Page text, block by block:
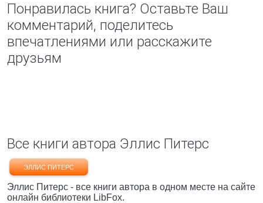
Понравилась книга? Оставьте Ваш
комментарий, поделитесь
впечатлениями или расскажите
друзьям
Все книги автора Эллис Питерс
ЭЛЛИС ПИТЕРС
Эллис Питерс - все книги автора в одном месте на сайте
онлайн библиотеки LibFox.